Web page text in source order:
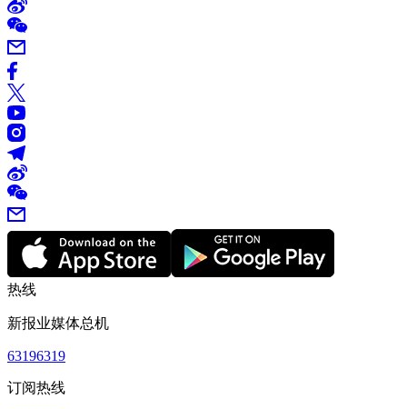
热线
新报业媒体总机
63196319
订阅热线